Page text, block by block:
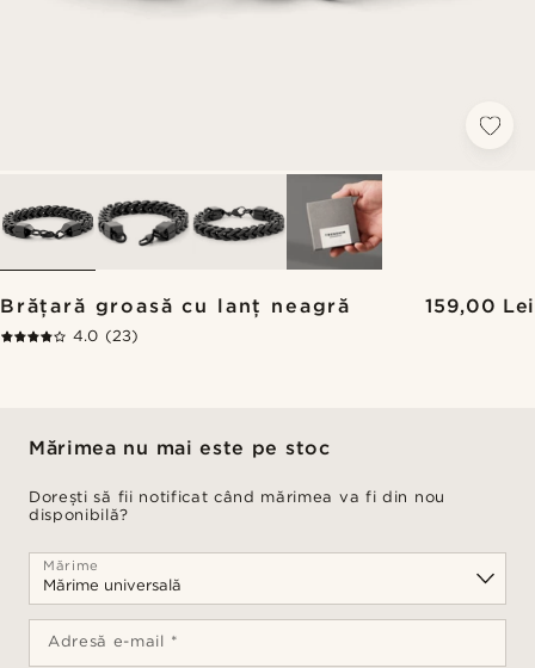
Brățară groasă cu lanț neagră 159,00 Lei
4.0 (23)
Mărimea nu mai este pe stoc
Dorești să fii notificat când mărimea va fi din nou
disponibilă?
Mărime
Adresă e-mail *